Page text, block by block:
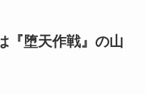
『堕天作戦』の山